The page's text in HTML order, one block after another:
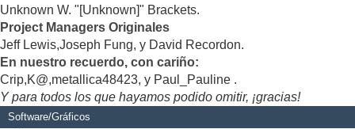
Unknown W. "[Unknown]" Brackets.
Project Managers Originales
Jeff Lewis,Joseph Fung, y David Recordon.
En nuestro recuerdo, con cariño:
Crip,K@,metallica48423, y Paul_Pauline .
Y para todos los que hayamos podido omitir, ¡gracias!
Software/Gráficos